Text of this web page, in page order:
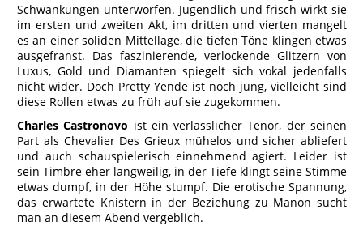
Schwankungen unterworfen. Jugendlich und frisch wirkt sie
im ersten und zweiten Akt, im dritten und vierten mangelt
es an einer soliden Mittellage, die tiefen Töne klingen etwas
ausgefranst. Das faszinierende, verlockende Glitzern von
Luxus, Gold und Diamanten spiegelt sich vokal jedenfalls
nicht wider. Doch Pretty Yende ist noch jung, vielleicht sind
diese Rollen etwas zu früh auf sie zugekommen.
Charles Castronovo ist ein verlässlicher Tenor, der seinen
Part als Chevalier Des Grieux mühelos und sicher abliefert
und auch schauspielerisch einnehmend agiert. Leider ist
sein Timbre eher langweilig, in der Tiefe klingt seine Stimme
etwas dumpf, in der Höhe stumpf. Die erotische Spannung,
das erwartete Knistern in der Beziehung zu Manon sucht
man an diesem Abend vergeblich.